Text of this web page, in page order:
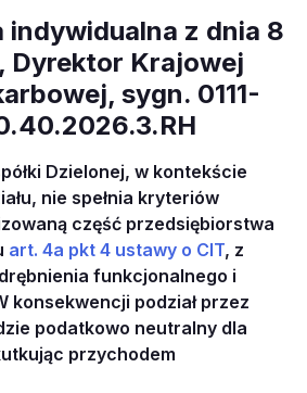
z dnia 8
Dyrektor Krajowej
sygn. 0111-
Dzielonej, w kontekście
nie spełnia kryteriów
część przedsiębiorstwa
art. 4a pkt 4 ustawy o CIT, z
funkcjonalnego i
konsekwencji podział przez
podatkowo neutralny dla
przychodem